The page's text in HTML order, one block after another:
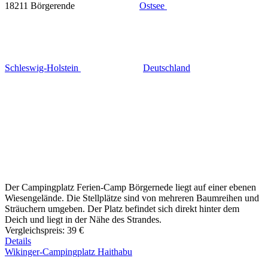
18211 Börgerende Ostsee
Schleswig-Holstein Deutschland
Der Campingplatz Ferien-Camp Börgernede liegt auf einer ebenen
Wiesengelände. Die Stellplätze sind von mehreren Baumreihen und
Sträuchern umgeben. Der Platz befindet sich direkt hinter dem
Deich und liegt in der Nähe des Strandes.
Vergleichspreis: 39 €
Details
Wikinger-Campingplatz Haithabu